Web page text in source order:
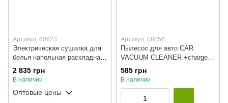
Артикул: 60623
Электрическая сушилка для
белья напольная раскладная
Grant GT-606 230W
2 835 грн
В наличии
Оптовые цены
Артикул: 08056
Пылесос для авто CAR
VACUUM CLEANER +charge
HY05
585 грн
В наличии